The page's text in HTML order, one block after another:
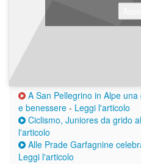
A San Pellegrino in Alpe
e benessere - Leggi l'articolo
Ciclismo, Juniores da grido
l'articolo
Alle Prade Garfagnine
Leggi l'articolo